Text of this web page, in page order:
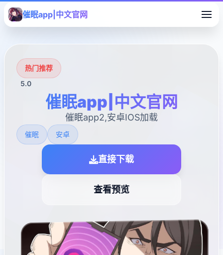
催眠app|中文官网
热门推荐
5.0
催眠app|中文官网
催眠app2,安卓IOS加载
催眠 安卓
直接下载
查看预览